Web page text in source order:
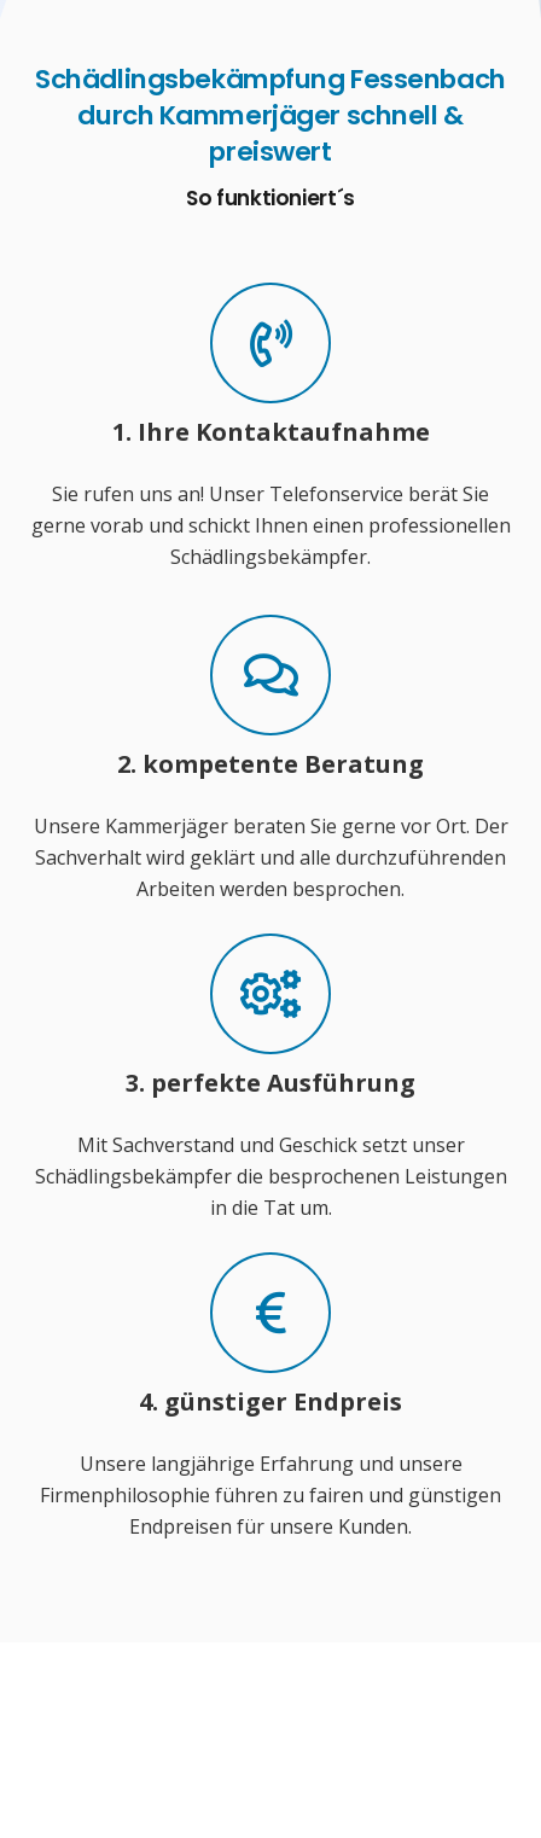
Schädlingsbekämpfung Fessenbach
durch Kammerjäger schnell &
preiswert
So funktioniert´s
1. Ihre Kontaktaufnahme
Sie rufen uns an! Unser Telefonservice berät Sie
gerne vorab und schickt Ihnen einen professionellen
Schädlingsbekämpfer.
2. kompetente Beratung
Unsere Kammerjäger beraten Sie gerne vor Ort. Der
Sachverhalt wird geklärt und alle durchzuführenden
Arbeiten werden besprochen.
3. perfekte Ausführung
Mit Sachverstand und Geschick setzt unser
Schädlingsbekämpfer die besprochenen Leistungen
in die Tat um.
4. günstiger Endpreis
Unsere langjährige Erfahrung und unsere
Firmenphilosophie führen zu fairen und günstigen
Endpreisen für unsere Kunden.